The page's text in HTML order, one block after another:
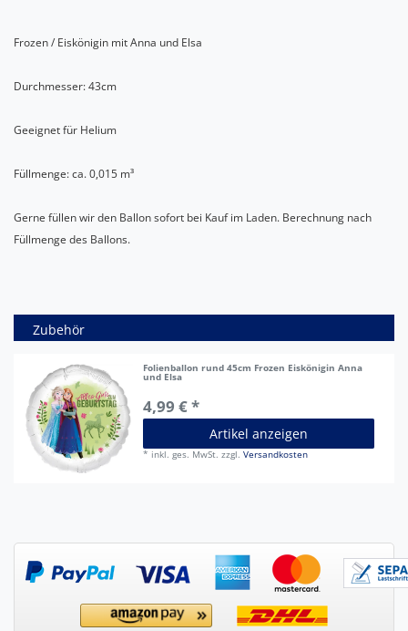
Frozen / Eiskönigin mit Anna und Elsa
Durchmesser: 43cm
Geeignet für Helium
Füllmenge: ca. 0,015 m³
Gerne füllen wir den Ballon sofort bei Kauf im Laden. Berechnung nach
Füllmenge des Ballons.
Zubehör
Folienballon rund 45cm Frozen Eiskönigin Anna
und Elsa
4,99 € *
Artikel anzeigen
* inkl. ges. MwSt. zzgl.Versandkosten